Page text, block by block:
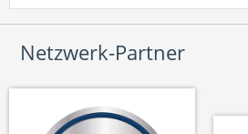
Netzwerk-Partner